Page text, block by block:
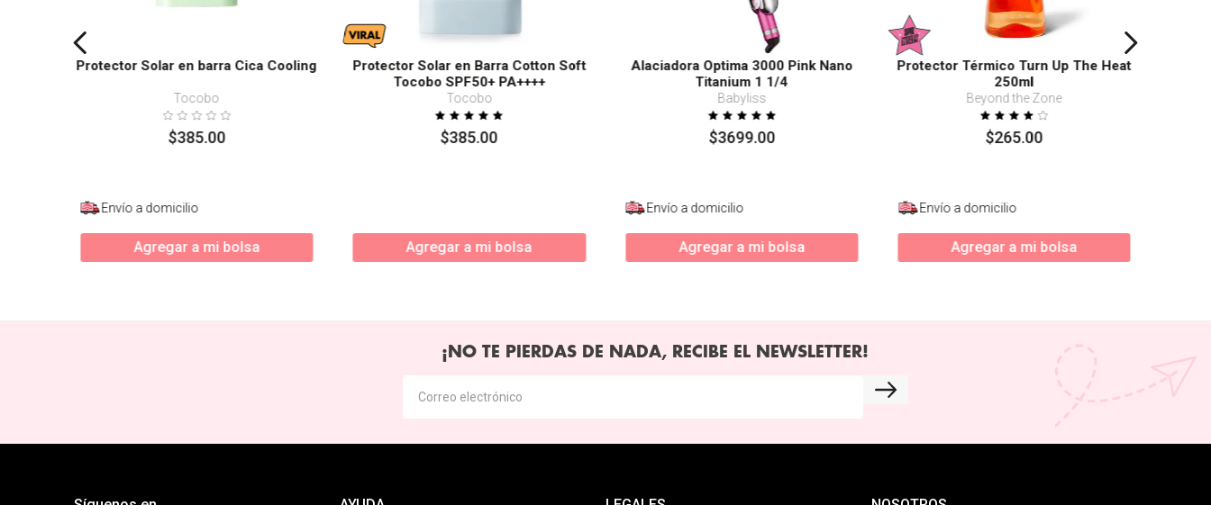
Protector Solar en barra Cica Cooling
Tocobo
$385.00
Envío a domicilio
Agregar a mi bolsa
Protector Solar en Barra Cotton Soft
Tocobo SPF50+ PA++++
Tocobo
$385.00
Agregar a mi bolsa
Alaciadora Optima 3000 Pink Nano
Titanium 1 1/4
Babyliss
$3699.00
Envío a domicilio
Agregar a mi bolsa
Protector Térmico Turn Up The Heat
250ml
Beyond the Zone
$265.00
Envío a domicilio
Agregar a mi bolsa
¡NO TE PIERDAS DE NADA, RECIBE EL NEWSLETTER!